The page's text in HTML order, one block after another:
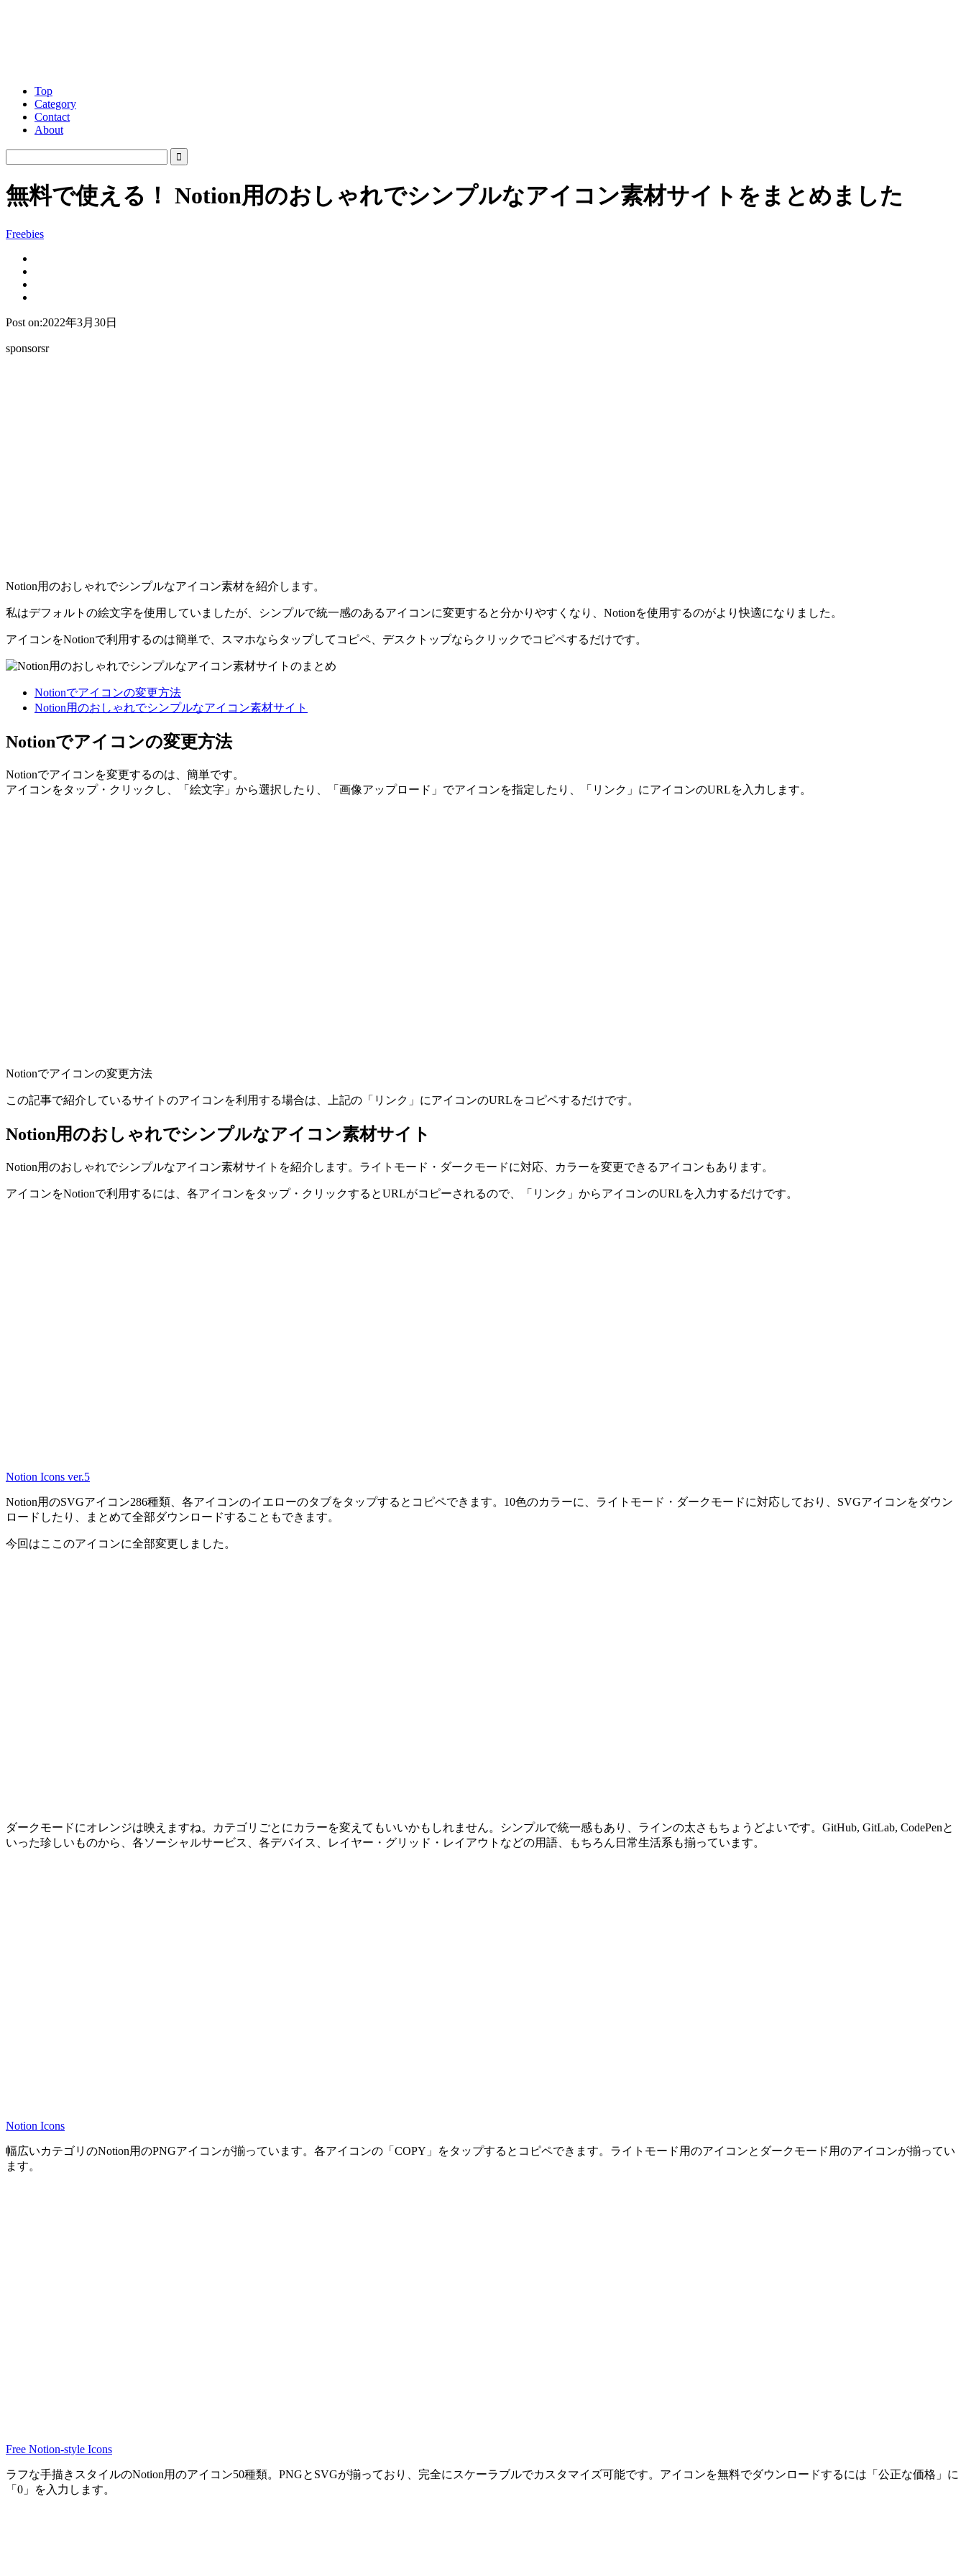
Top
Category
Contact
About
無料で使える！ Notion用のおしゃれでシンプルなアイコン素材サイトをまとめました
Freebies
Post on:2022年3月30日
sponsorsr
Notion用のおしゃれでシンプルなアイコン素材を紹介します。
私はデフォルトの絵文字を使用していましたが、シンプルで統一感のあるアイコンに変更すると分かりやすくなり、Notionを使用するのがより快適になりました。
アイコンをNotionで利用するのは簡単で、スマホならタップしてコピペ、デスクトップならクリックでコピペするだけです。
Notionでアイコンの変更方法
Notion用のおしゃれでシンプルなアイコン素材サイト
Notionでアイコンの変更方法
Notionでアイコンを変更するのは、簡単です。
アイコンをタップ・クリックし、「絵文字」から選択したり、「画像アップロード」でアイコンを指定したり、「リンク」にアイコンのURLを入力します。
Notionでアイコンの変更方法
この記事で紹介しているサイトのアイコンを利用する場合は、上記の「リンク」にアイコンのURLをコピペするだけです。
Notion用のおしゃれでシンプルなアイコン素材サイト
Notion用のおしゃれでシンプルなアイコン素材サイトを紹介します。ライトモード・ダークモードに対応、カラーを変更できるアイコンもあります。
アイコンをNotionで利用するには、各アイコンをタップ・クリックするとURLがコピーされるので、「リンク」からアイコンのURLを入力するだけです。
Notion Icons ver.5
Notion用のSVGアイコン286種類、各アイコンのイエローのタブをタップするとコピペできます。10色のカラーに、ライトモード・ダークモードに対応しており、SVGアイコンをダウン
ロードしたり、まとめて全部ダウンロードすることもできます。
今回はここのアイコンに全部変更しました。
ダークモードにオレンジは映えますね。カテゴリごとにカラーを変えてもいいかもしれません。シンプルで統一感もあり、ラインの太さもちょうどよいです。GitHub, GitLab, CodePenと
いった珍しいものから、各ソーシャルサービス、各デバイス、レイヤー・グリッド・レイアウトなどの用語、もちろん日常生活系も揃っています。
Notion Icons
幅広いカテゴリのNotion用のPNGアイコンが揃っています。各アイコンの「COPY」をタップするとコピペできます。ライトモード用のアイコンとダークモード用のアイコンが揃ってい
ます。
Free Notion-style Icons
ラフな手描きスタイルのNotion用のアイコン50種類。PNGとSVGが揃っており、完全にスケーラブルでカスタマイズ可能です。アイコンを無料でダウンロードするには「公正な価格」に
「0」を入力します。